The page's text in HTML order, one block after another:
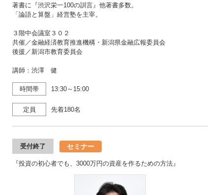
著書に『渋沢栄一100の訓言』他著書多数。
「論語と算盤」経営塾を主宰。
３階中会議室３０２
共催／金融経済教育推進機構・新潟県金融広報委員会
後援／新潟市教育委員会
講師：渋澤 健
時間帯 13:30～15:00
定員 先着180名
受付終了 セミナー
『投資の初心者でも、3000万円の資産を作るための方法』